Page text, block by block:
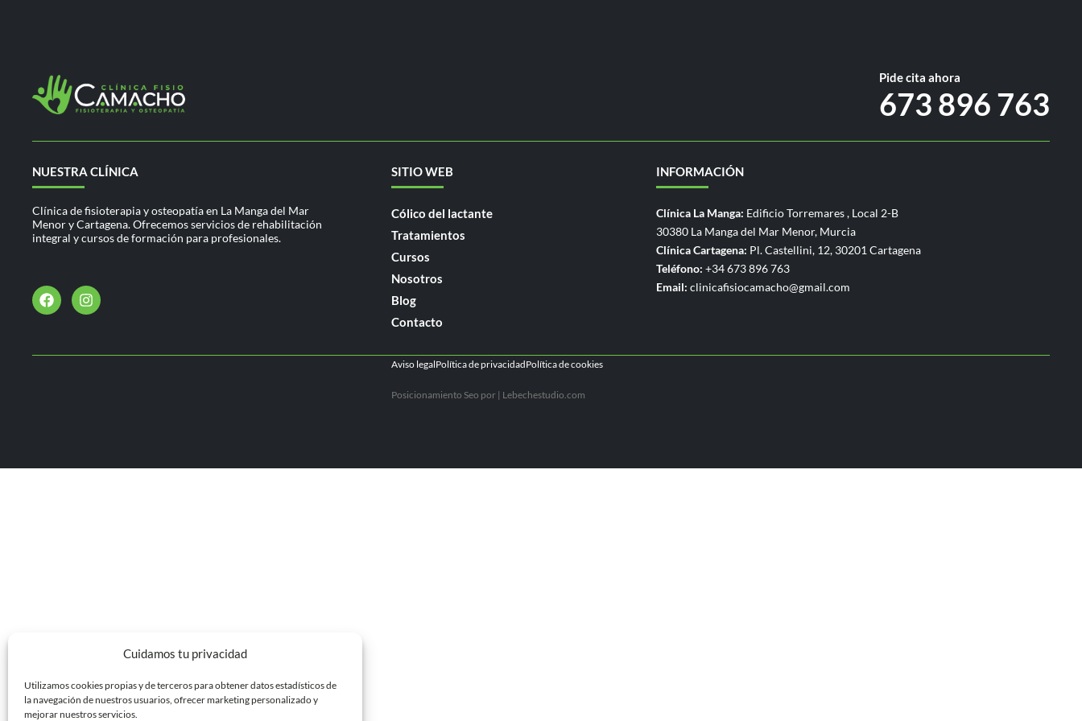
Cuidamos tu privacidad
Utilizamos cookies propias y de terceros para obtener datos estadísticos de
la navegación de nuestros usuarios, ofrecer marketing personalizado y
mejorar nuestros servicios.
Pide cita ahora
673 896 763
NUESTRA CLÍNICA
Clínica de fisioterapia y osteopatía en La Manga del Mar
Menor y Cartagena. Ofrecemos servicios de rehabilitación
integral y cursos de formación para profesionales.
SITIO WEB
Cólico del lactante
Tratamientos
Cursos
Nosotros
Blog
Contacto
INFORMACIÓN
Clínica La Manga: Edificio Torremares , Local 2-B
30380 La Manga del Mar Menor, Murcia
Clínica Cartagena: Pl. Castellini, 12, 30201 Cartagena
Teléfono: +34 673 896 763
Email: clinicafisiocamacho@gmail.com
Aviso legalPolítica de privacidadPolítica de cookies
Posicionamiento Seo por | Lebechestudio.com